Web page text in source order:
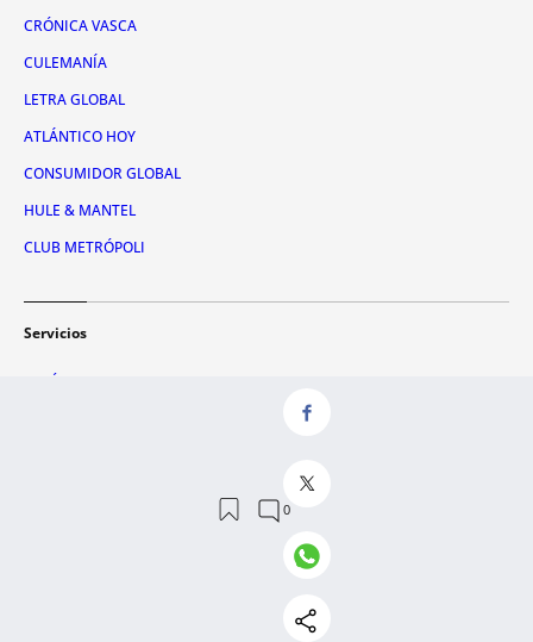
CRÓNICA VASCA
CULEMANÍA
LETRA GLOBAL
ATLÁNTICO HOY
CONSUMIDOR GLOBAL
HULE & MANTEL
CLUB METRÓPOLI
Servicios
QUIÉNES SOMOS